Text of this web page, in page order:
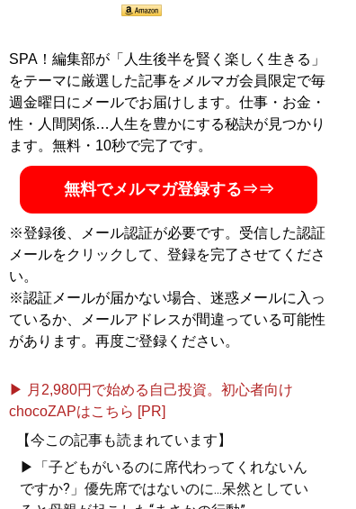
SPA！編集部が「人生後半を賢く楽しく生きる」
をテーマに厳選した記事をメルマガ会員限定で毎
週金曜日にメールでお届けします。仕事・お金・
性・人間関係…人生を豊かにする秘訣が見つかり
ます。無料・10秒で完了です。
無料でメルマガ登録する⇒⇒
※登録後、メール認証が必要です。受信した認証
メールをクリックして、登録を完了させてくださ
い。
※認証メールが届かない場合、迷惑メールに入っ
ているか、メールアドレスが間違っている可能性
があります。再度ご登録ください。
▶ 月2,980円で始める自己投資。初心者向け
chocoZAPはこちら [PR]
【今この記事も読まれています】
▶「子どもがいるのに席代わってくれないん
ですか?」優先席ではないのに...呆然としてい